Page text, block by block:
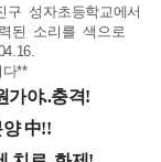
성자초등학교에서
된 소리를 색으로
**